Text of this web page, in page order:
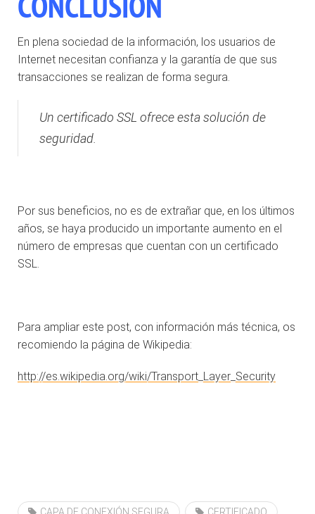
En plena sociedad de la información, los usuarios de
Internet necesitan confianza y la garantía de que sus
transacciones se realizan de forma segura.
Un certificado SSL ofrece esta solución de
seguridad.
Por sus beneficios, no es de extrañar que, en los últimos
años, se haya producido un importante aumento en el
número de empresas que cuentan con un certificado
SSL.
Para ampliar este post, con información más técnica, os
recomiendo la página de Wikipedia:
http://es.wikipedia.org/wiki/Transport_Layer_Security